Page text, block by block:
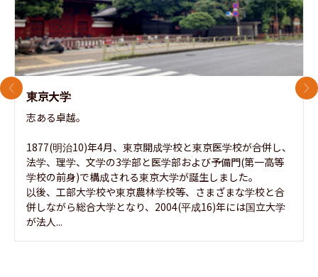
東京大学
志ある卓越。
1877(明治10)年4月、東京開成学校と東京医学校が合併し、
法学、理学、文学の3学部と医学部および予備門(第一高等
学校の前身)で構成される東京大学が誕生しました。
以後、工部大学校や東京農林学校等、さまざまな学校と合
併しながら総合大学となり、2004(平成16)年には国立大学
が法人...
前のスライド 次